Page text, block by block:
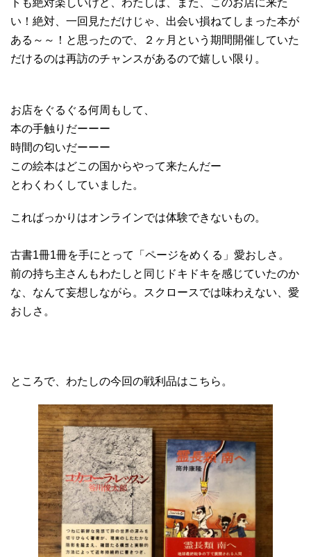
トも絶対楽しいけど、わたしは、また、このお店に来た
い！絶対、一回見ただけじゃ、出会い損ねてしまった本が
ある～～！と思ったので、２ヶ月という期間開催していた
だけるのは再訪のチャンスがあるので嬉しい限り。
お店をぐるぐる何周もして、
本の手触りだーーー
時間の匂いだーーー
この絵本はどこの国からやって来たんだー
とわくわくしていました。
こればっかりはオンラインでは体験できないもの。
古書1冊1冊を手にとって「ページをめくる」愛おしさ。
前の持ち主さんもわたしと同じドキドキを感じていたのか
な、なんて妄想しながら。スクロースでは味わえない、愛
おしさ。
ところで、わたしの今回の戦利品はこちら。